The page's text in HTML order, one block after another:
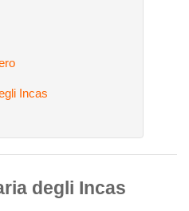
Incas
degli Incas